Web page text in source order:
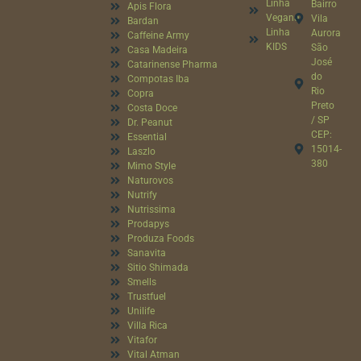
Apis Flora
Bardan
Caffeine Army
Casa Madeira
Catarinense Pharma
Compotas Iba
Copra
Costa Doce
Dr. Peanut
Essential
Laszlo
Mimo Style
Naturovos
Nutrify
Nutrissima
Prodapys
Produza Foods
Sanavita
Sitio Shimada
Smells
Trustfuel
Unilife
Villa Rica
Vitafor
Vital Atman
Linha
Vegana
Linha
KIDS
Bairro
Vila
Aurora
São
José
do
Rio
Preto
/ SP
CEP:
15014-
380